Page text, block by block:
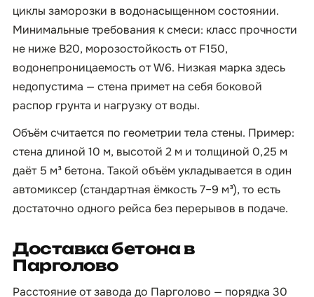
циклы заморозки в водонасыщенном состоянии.
Минимальные требования к смеси: класс прочности
не ниже B20, морозостойкость от F150,
водонепроницаемость от W6. Низкая марка здесь
недопустима — стена примет на себя боковой
распор грунта и нагрузку от воды.
Объём считается по геометрии тела стены. Пример:
стена длиной 10 м, высотой 2 м и толщиной 0,25 м
даёт 5 м³ бетона. Такой объём укладывается в один
автомиксер (стандартная ёмкость 7–9 м³), то есть
достаточно одного рейса без перерывов в подаче.
Доставка бетона в
Парголово
Расстояние от завода до Парголово — порядка 30